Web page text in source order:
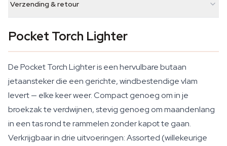
Verzending & retour
Pocket Torch Lighter
De Pocket Torch Lighter is een hervulbare butaan
jetaansteker die een gerichte, windbestendige vlam
levert — elke keer weer. Compact genoeg om in je
broekzak te verdwijnen, stevig genoeg om maandenlang
in een tas rond te rammelen zonder kapot te gaan.
Verkrijgbaar in drie uitvoeringen: Assorted (willekeurige